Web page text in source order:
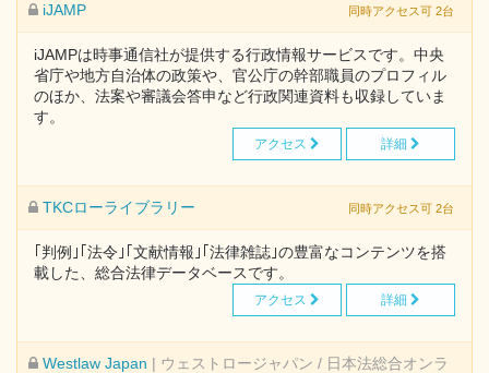
iJAMP 同時アクセス可 2台
iJAMPは時事通信社が提供する行政情報サービスです。中央
省庁や地方自治体の政策や、官公庁の幹部職員のプロフィル
のほか、法案や審議会答申など行政関連資料も収録していま
す。
アクセス 詳細
TKCローライブラリー 同時アクセス可 2台
｢判例｣｢法令｣｢文献情報｣｢法律雑誌｣の豊富なコンテンツを搭
載した、総合法律データベースです。
アクセス 詳細
Westlaw Japan | ウェストロージャパン / 日本法総合オンラ